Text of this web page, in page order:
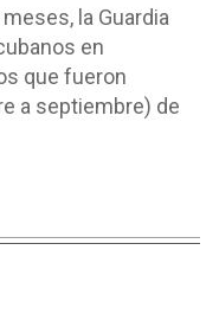
la Guardia
en
que fueron
a septiembre) de